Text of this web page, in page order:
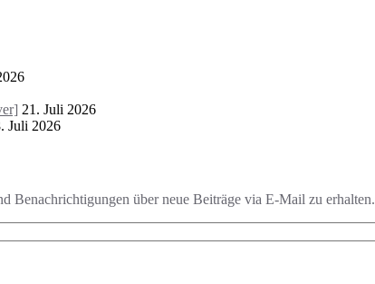
21. Juli 2026
Juli 2026
Benachrichtigungen über neue Beiträge via E-Mail zu erhalten.